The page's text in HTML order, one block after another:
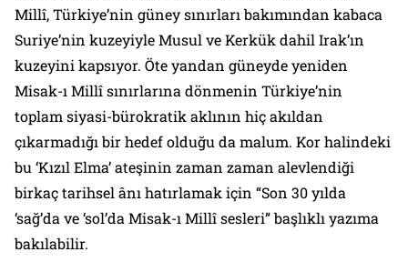
Millî, Türkiye’nin güney sınırları bakımından kabaca
Suriye’nin kuzeyiyle Musul ve Kerkük dahil Irak’ın
kuzeyini kapsıyor. Öte yandan güneyde yeniden
Misak-ı Millî sınırlarına dönmenin Türkiye’nin
toplam siyasi-bürokratik aklının hiç akıldan
çıkarmadığı bir hedef olduğu da malum. Kor halindeki
bu ‘Kızıl Elma’ ateşinin zaman zaman alevlendiği
birkaç tarihsel ânı hatırlamak için “Son 30 yılda
‘sağ’da ve ‘sol’da Misak-ı Millî sesleri” başlıklı yazıma
bakılabilir.